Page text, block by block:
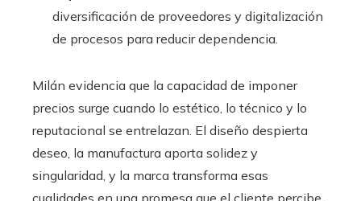
diversificación de proveedores y digitalización
de procesos para reducir dependencia.
Milán evidencia que la capacidad de imponer
precios surge cuando lo estético, lo técnico y lo
reputacional se entrelazan. El diseño despierta
deseo, la manufactura aporta solidez y
singularidad, y la marca transforma esas